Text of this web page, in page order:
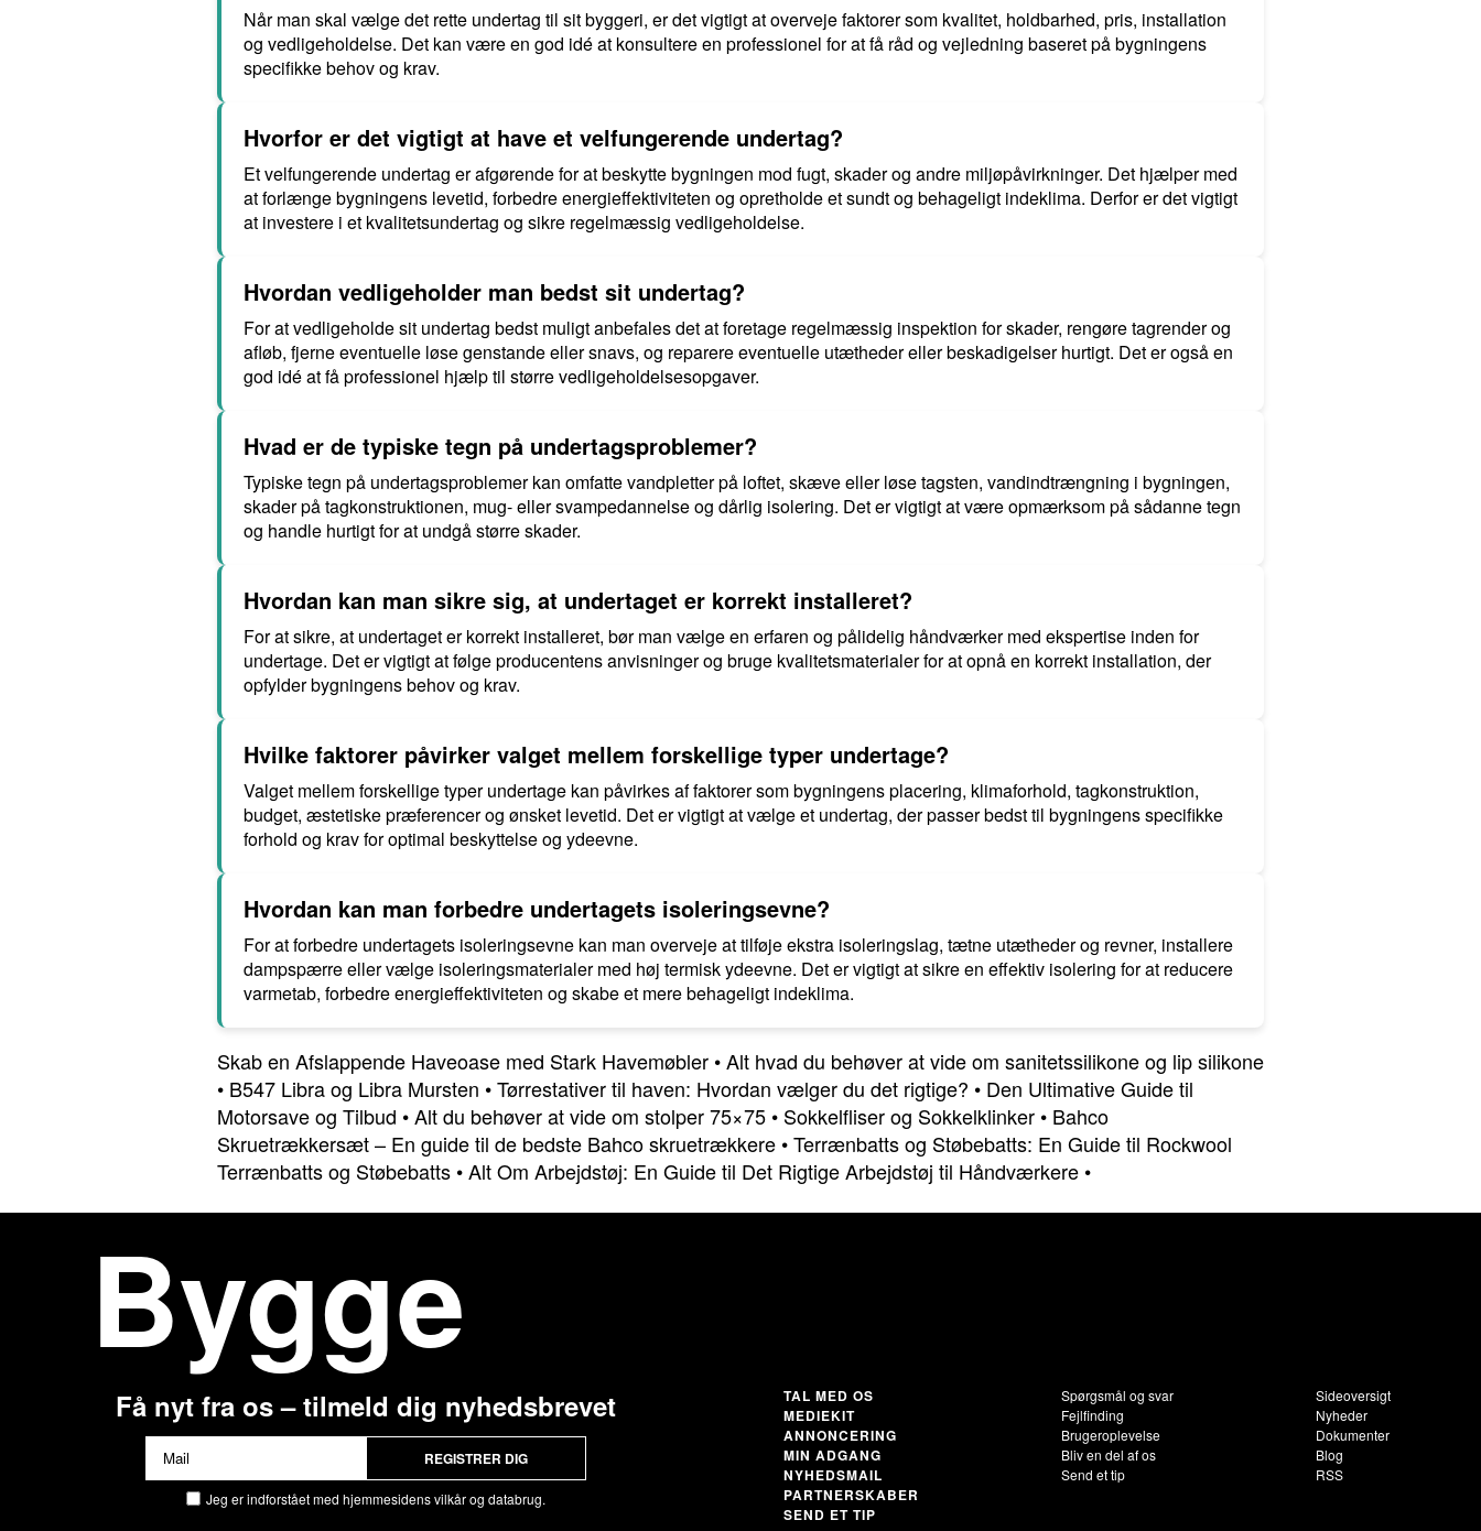
Når man skal vælge det rette undertag til sit byggeri, er det vigtigt at overveje faktorer som kvalitet, holdbarhed, pris, installation
og vedligeholdelse. Det kan være en god idé at konsultere en professionel for at få råd og vejledning baseret på bygningens
specifikke behov og krav.
Hvorfor er det vigtigt at have et velfungerende undertag?
Et velfungerende undertag er afgørende for at beskytte bygningen mod fugt, skader og andre miljøpåvirkninger. Det hjælper med
at forlænge bygningens levetid, forbedre energieffektiviteten og opretholde et sundt og behageligt indeklima. Derfor er det vigtigt
at investere i et kvalitetsundertag og sikre regelmæssig vedligeholdelse.
Hvordan vedligeholder man bedst sit undertag?
For at vedligeholde sit undertag bedst muligt anbefales det at foretage regelmæssig inspektion for skader, rengøre tagrender og
afløb, fjerne eventuelle løse genstande eller snavs, og reparere eventuelle utætheder eller beskadigelser hurtigt. Det er også en
god idé at få professionel hjælp til større vedligeholdelsesopgaver.
Hvad er de typiske tegn på undertagsproblemer?
Typiske tegn på undertagsproblemer kan omfatte vandpletter på loftet, skæve eller løse tagsten, vandindtrængning i bygningen,
skader på tagkonstruktionen, mug- eller svampedannelse og dårlig isolering. Det er vigtigt at være opmærksom på sådanne tegn
og handle hurtigt for at undgå større skader.
Hvordan kan man sikre sig, at undertaget er korrekt installeret?
For at sikre, at undertaget er korrekt installeret, bør man vælge en erfaren og pålidelig håndværker med ekspertise inden for
undertage. Det er vigtigt at følge producentens anvisninger og bruge kvalitetsmaterialer for at opnå en korrekt installation, der
opfylder bygningens behov og krav.
Hvilke faktorer påvirker valget mellem forskellige typer undertage?
Valget mellem forskellige typer undertage kan påvirkes af faktorer som bygningens placering, klimaforhold, tagkonstruktion,
budget, æstetiske præferencer og ønsket levetid. Det er vigtigt at vælge et undertag, der passer bedst til bygningens specifikke
forhold og krav for optimal beskyttelse og ydeevne.
Hvordan kan man forbedre undertagets isoleringsevne?
For at forbedre undertagets isoleringsevne kan man overveje at tilføje ekstra isoleringslag, tætne utætheder og revner, installere
dampspærre eller vælge isoleringsmaterialer med høj termisk ydeevne. Det er vigtigt at sikre en effektiv isolering for at reducere
varmetab, forbedre energieffektiviteten og skabe et mere behageligt indeklima.
Skab en Afslappende Haveoase med Stark Havemøbler •Alt hvad du behøver at vide om sanitetssilikone og lip silikone
• B547 Libra og Libra Mursten •Tørrestativer til haven: Hvordan vælger du det rigtige? • Den Ultimative Guide til
Motorsave og Tilbud •Alt du behøver at vide om stolper 75×75 • Sokkelfliser og Sokkelklinker • Bahco
Skruetrækkersæt – En guide til de bedste Bahco skruetrækkere •Terrænbatts og Støbebatts: En Guide til Rockwool
Terrænbatts og Støbebatts •Alt Om Arbejdstøj: En Guide til Det Rigtige Arbejdstøj til Håndværkere •
Bygge
Få nyt fra os – tilmeld dig nyhedsbrevet
REGISTRER DIG
Jeg er indforstået med hjemmesidens vilkår og databrug.
TAL MED OS
MEDIEKIT
ANNONCERING
MIN ADGANG
NYHEDSMAIL
PARTNERSKABER
SEND ET TIP
Spørgsmål og svar
Fejlfinding
Brugeroplevelse
Bliv en del af os
Send et tip
Sideoversigt
Nyheder
Dokumenter
Blog
RSS